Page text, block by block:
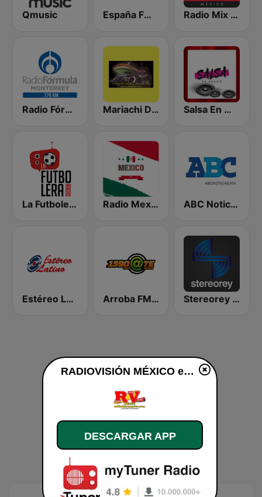
Qmusic España FM 92.9 FM Radio Mix México
Radio Fórmula 770 AM Mariachi Digital Salsa En Mexico
La Futbolera Radio Radio Mexico VIP ABC Noticias
Estéreo Latino Arroba FM Ciudad de Mexico Stereorey México
RADIOVISIÓN MÉXICO en vivo
DESCARGAR APP